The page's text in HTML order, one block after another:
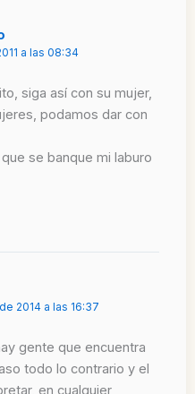
a las 08:34
siga así con su mujer,
podamos dar con
se banque mi laburo
2014 a las 16:37
gente que encuentra
todo lo contrario y el
en cualquier